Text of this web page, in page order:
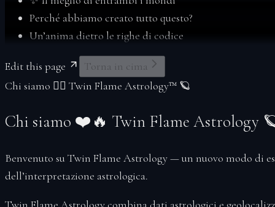
Reset Password
Sacred Readings
Verify
Your Space
Account
Soul Profiles
Perché abbiamo creato tutto questo?
Un’anima dietro le righe di codice
Edit this page
Torna in cima
Chi siamo ❤️‍🔥 Twin Flame Astrology™ 🪐
Chi siamo ❤️🔥 Twin Flame Astrology
Benvenuto suTwin Flame Astrology— un nuovo modo di
dell’interpretazione astrologica.